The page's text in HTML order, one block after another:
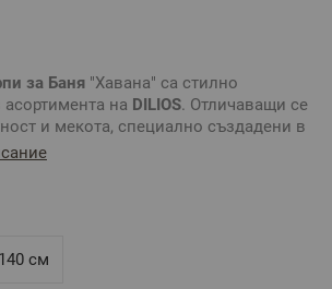
за Баня "Хавана" са стилно
на DILIOS. Отличаващи се
и мекота, специално създадени в
цвята. Тези
с
см